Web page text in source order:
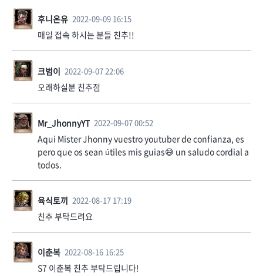
후니온유 2022-09-09 16:15
매일 접속 하시는 분들 친추!!
크범이 2022-09-07 22:06
오래하실분 친추점
Mr_JhonnyYT 2022-09-07 00:52
Aqui Mister Jhonny vuestro youtuber de confianza, es
pero que os sean útiles mis guias😅 un saludo cordial a
todos.
육식토끼 2022-08-17 17:19
친추 부탁드려요
이춘복 2022-08-16 16:25
S7 이춘복 친추 부탁드립니다!